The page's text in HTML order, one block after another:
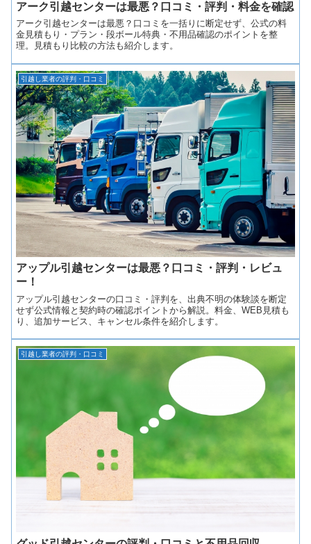
アーク引越センターは最悪？口コミ・評判・料金を確認
アーク引越センターは最悪？口コミを一括りに断定せず、公式の料
金見積もり・プラン・段ボール特典・不用品確認のポイントを整
理。見積もり比較の方法も紹介します。
引越し業者の評判・口コミ
アップル引越センターは最悪？口コミ・評判・レビュ
ー！
アップル引越センターの口コミ・評判を、出典不明の体験談を断定
せず公式情報と契約時の確認ポイントから解説。料金、WEB見積も
り、追加サービス、キャンセル条件を紹介します。
引越し業者の評判・口コミ